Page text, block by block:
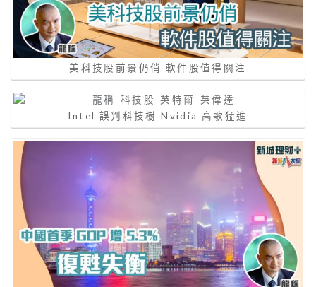
美科技股前景仍俏 軟件股值得關注
Intel 誤判科技樹 Nvidia ⾼歌猛進